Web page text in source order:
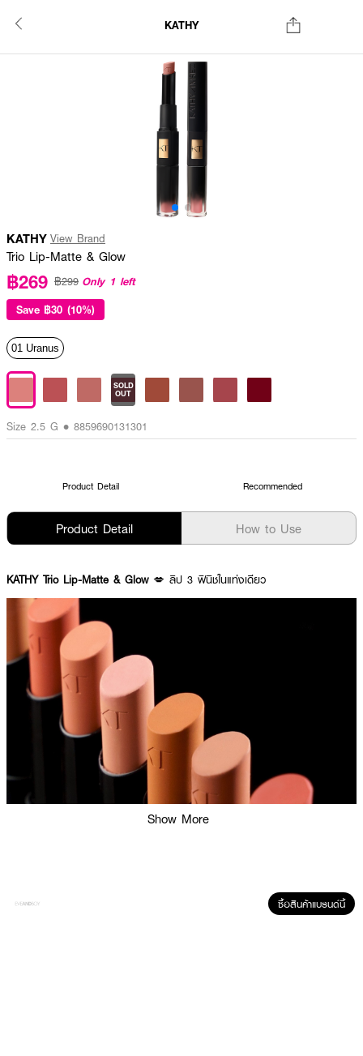
KATHY
KATHY View Brand
Trio Lip-Matte & Glow
฿269 ฿299 Only 1 left
Save ฿30 (10%)
01 Uranus
SOLD
OUT
Size 2.5 G • 8859690131301
Product Detail Recommended
Product Detail How to Use
KATHY Trio Lip-Matte & Glow💋 ลิป 3 ฟินิชในแท่งเดียว
Show More
ซื้อสินค้าแบรนด์นี้